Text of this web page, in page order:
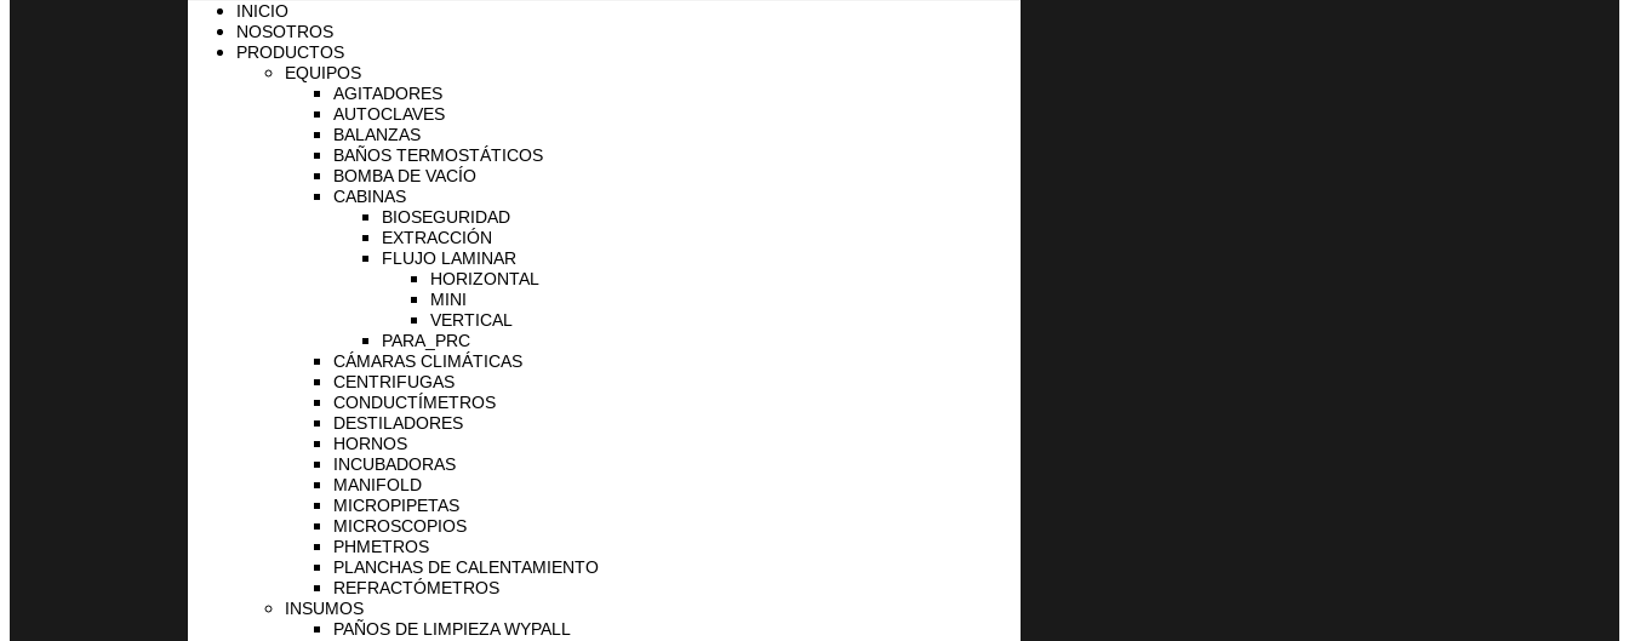
INICIO
NOSOTROS
PRODUCTOS
EQUIPOS
AGITADORES
AUTOCLAVES
BALANZAS
BAÑOS TERMOSTÁTICOS
BOMBA DE VACÍO
CABINAS
BIOSEGURIDAD
EXTRACCIÓN
FLUJO LAMINAR
HORIZONTAL
MINI
VERTICAL
PARA_PRC
CÁMARAS CLIMÁTICAS
CENTRIFUGAS
CONDUCTÍMETROS
DESTILADORES
HORNOS
INCUBADORAS
MANIFOLD
MICROPIPETAS
MICROSCOPIOS
PHMETROS
PLANCHAS DE CALENTAMIENTO
REFRACTÓMETROS
INSUMOS
PAÑOS DE LIMPIEZA WYPALL